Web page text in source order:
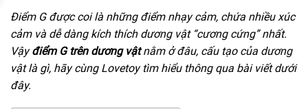
Điểm G được coi là những điểm nhạy cảm, chứa nhiều xúc
cảm và dễ dàng kích thích dương vật “cương cứng” nhất.
Vậyđiểm G trên dương vậtnằm ở đâu, cấu tạo của dương
vật là gì, hãy cùng Lovetoy tìm hiểu thông qua bài viết dưới
đây.